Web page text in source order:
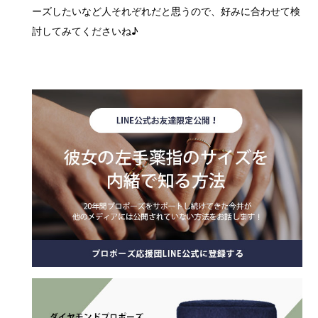
ーズしたいなど人それぞれだと思うので、好みに合わせて検
討してみてくださいね♪